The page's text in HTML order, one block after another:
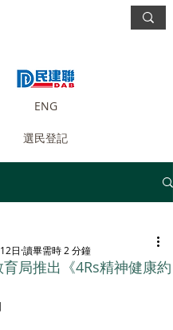
ENG
選民登記
局推出《4Rs精神健康約
日 讀畢需時 2 分鐘